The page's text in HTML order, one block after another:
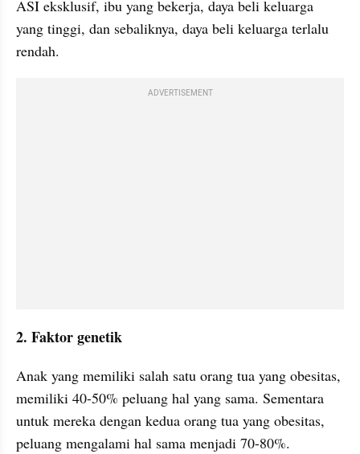
ASI eksklusif, ibu yang bekerja, daya beli keluarga
yang tinggi, dan sebaliknya, daya beli keluarga terlalu
rendah.
ADVERTISEMENT
2. Faktor genetik
Anak yang memiliki salah satu orang tua yang obesitas,
memiliki 40-50% peluang hal yang sama. Sementara
untuk mereka dengan kedua orang tua yang obesitas,
peluang mengalami hal sama menjadi 70-80%.